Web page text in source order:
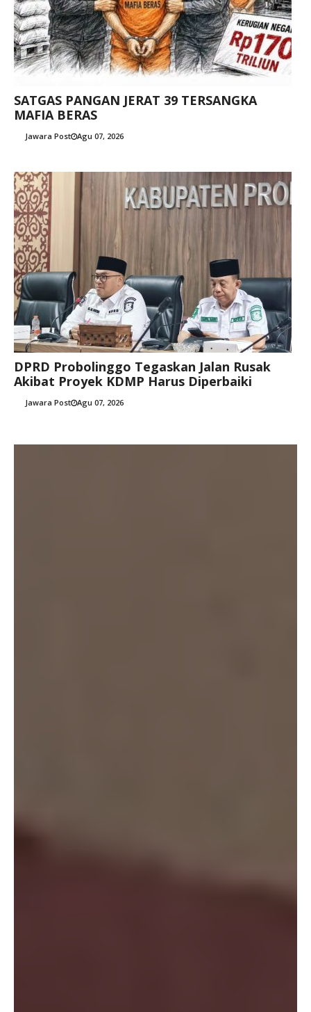
SATGAS PANGAN JERAT 39 TERSANGKA
MAFIA BERAS
Jawara Post Agu 07, 2026
DPRD Probolinggo Tegaskan Jalan Rusak
Akibat Proyek KDMP Harus Diperbaiki
Jawara Post Agu 07, 2026